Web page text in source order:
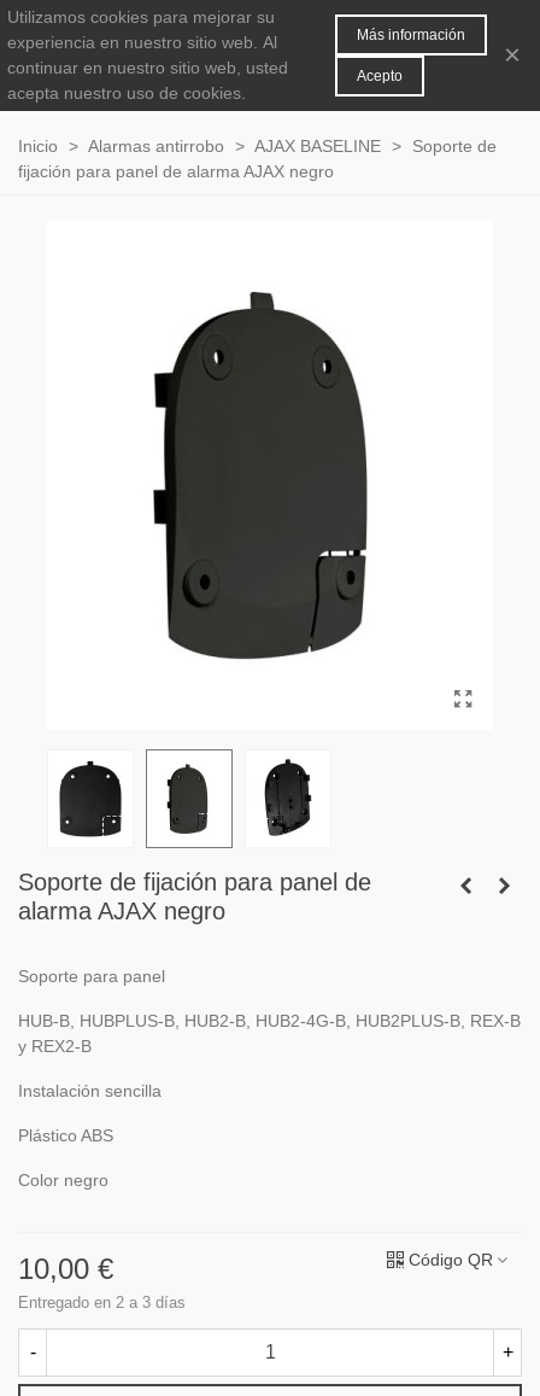
0
Inicio > Alarmas antirrobo > AJAX BASELINE >
Soporte de
fijación para panel de alarma AJAX negro
Soporte de fijación para panel de
alarma AJAX negro
Soporte para panel
HUB-B, HUBPLUS-B, HUB2-B, HUB2-4G-B, HUB2PLUS-B, REX-B
y REX2-B
Instalación sencilla
Plástico ABS
Color negro
10,00 €
Entregado en 2 a 3 días
Código QR
- +
Utilizamos cookies para mejorar su
experiencia en nuestro sitio web. Al
continuar en nuestro sitio web, usted
acepta nuestro uso de cookies.
Más información
Acepto
×